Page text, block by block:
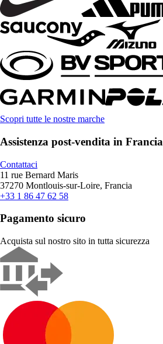
Scopri tutte le nostre marche
Assistenza post-vendita in Francia
Contattaci
11 rue Bernard Maris
37270 Montlouis-sur-Loire, Francia
+33 1 86 47 62 58
Pagamento sicuro
Acquista sul nostro sito in tutta sicurezza